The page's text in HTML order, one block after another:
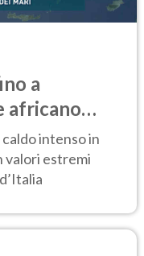
a
africano
intenso in
valori estremi